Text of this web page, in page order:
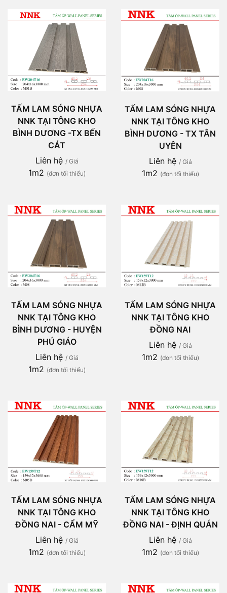
TẤM LAM SÓNG NHỰA
NNK TẠI TÔNG KHO
BÌNH DƯƠNG -TX BẾN
CÁT
Liên hệ / Giá
1m2 (đơn tối thiểu)
TẤM LAM SÓNG NHỰA
NNK TẠI TÔNG KHO
BÌNH DƯƠNG - TX TÂN
UYÊN
Liên hệ / Giá
1m2 (đơn tối thiểu)
TẤM LAM SÓNG NHỰA
NNK TẠI TÔNG KHO
BÌNH DƯƠNG - HUYỆN
PHÚ GIÁO
Liên hệ / Giá
1m2 (đơn tối thiểu)
TẤM LAM SÓNG NHỰA
NNK TẠI TÔNG KHO
ĐỒNG NAI
Liên hệ / Giá
1m2 (đơn tối thiểu)
TẤM LAM SÓNG NHỰA
NNK TẠI TÔNG KHO
ĐỒNG NAI - CẨM MỸ
Liên hệ / Giá
1m2 (đơn tối thiểu)
TẤM LAM SÓNG NHỰA
NNK TẠI TÔNG KHO
ĐỒNG NAI - ĐỊNH QUÁN
Liên hệ / Giá
1m2 (đơn tối thiểu)